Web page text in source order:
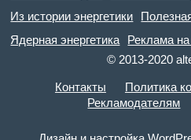
Из истории энергетики
Ядерная энергетика
Реклама
© 2013-2020
Контакты
Политика
Рекламодателям